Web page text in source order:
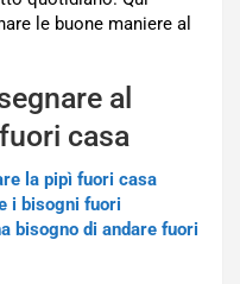
le buone maniere al
al
casa
la pipì fuori casa
i bisogni fuori
bisogno di andare fuori